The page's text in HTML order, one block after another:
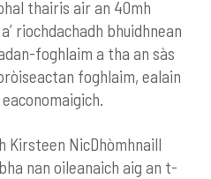
thairis air an 40mh
riochdachadh bhuidhnean
foghlaim a tha an sàs
foghlaim, ealain
Kirsteen NicDhòmhnaill
nan oileanaich aig an t-